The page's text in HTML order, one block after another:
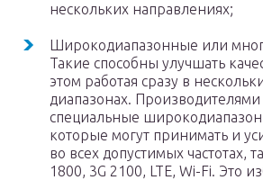
нескольких направлениях;
Широкодиапазонные или
Такие способны улучшать
этом работая сразу в
диапазонах. Производителями
специальные
которые могут принимать и
во всех допустимых частотах,
1800, 3G 2100, LTE, Wi-Fi. Это